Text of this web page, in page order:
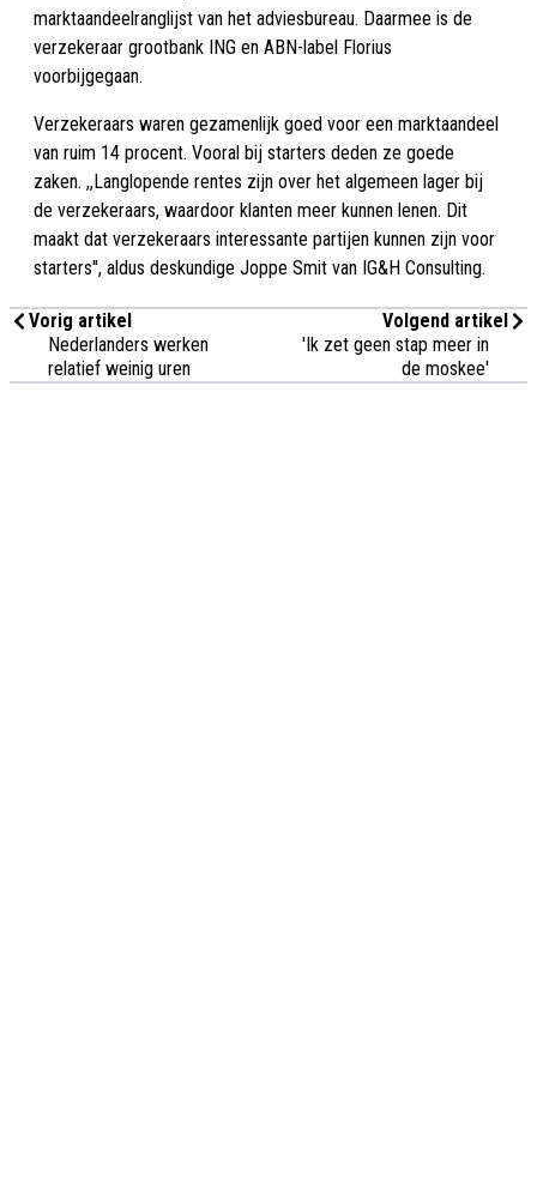
marktaandeelranglijst van het adviesbureau. Daarmee is de
verzekeraar grootbank ING en ABN-label Florius
voorbijgegaan.
Verzekeraars waren gezamenlijk goed voor een marktaandeel
van ruim 14 procent. Vooral bij starters deden ze goede
zaken. ,,Langlopende rentes zijn over het algemeen lager bij
de verzekeraars, waardoor klanten meer kunnen lenen. Dit
maakt dat verzekeraars interessante partijen kunnen zijn voor
starters'', aldus deskundige Joppe Smit van IG&H Consulting.
Vorig artikel
Nederlanders werken
relatief weinig uren
Volgend artikel
'Ik zet geen stap meer in
de moskee'